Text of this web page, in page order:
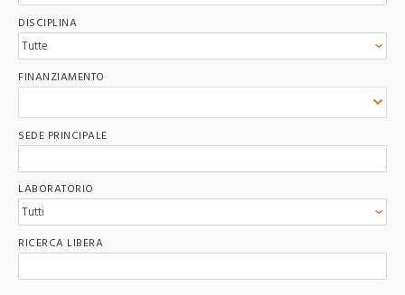
DISCIPLINA
FINANZIAMENTO
SEDE PRINCIPALE
LABORATORIO
RICERCA LIBERA